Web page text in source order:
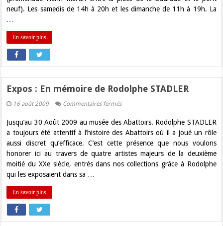
neuf). Les samedis de 14h à 20h et les dimanche de 11h à 19h. La
En savoir plus
Expos : En mémoire de Rodolphe STADLER
16 août 2009 Commentaires ferméssur
En
mémoire
Rodolphe
STADLER
Jusqu’au 30 Août 2009 au musée des Abattoirs. Rodolphe STADLER
a toujours été attentif à l’histoire des Abattoirs où il a joué un rôle
aussi discret qu’efficace. C’est cette présence que nous voulons
honorer ici au travers de quatre artistes majeurs de la deuxième
moitié du XXe siècle, entrés dans nos collections grâce à Rodolphe
qui les exposaient dans sa …
En savoir plus